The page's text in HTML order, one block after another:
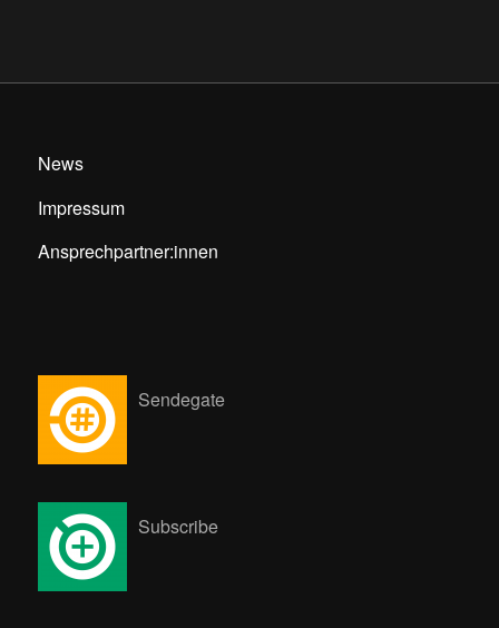
News
Impressum
Ansprechpartner:innen
Sendegate
Subscribe